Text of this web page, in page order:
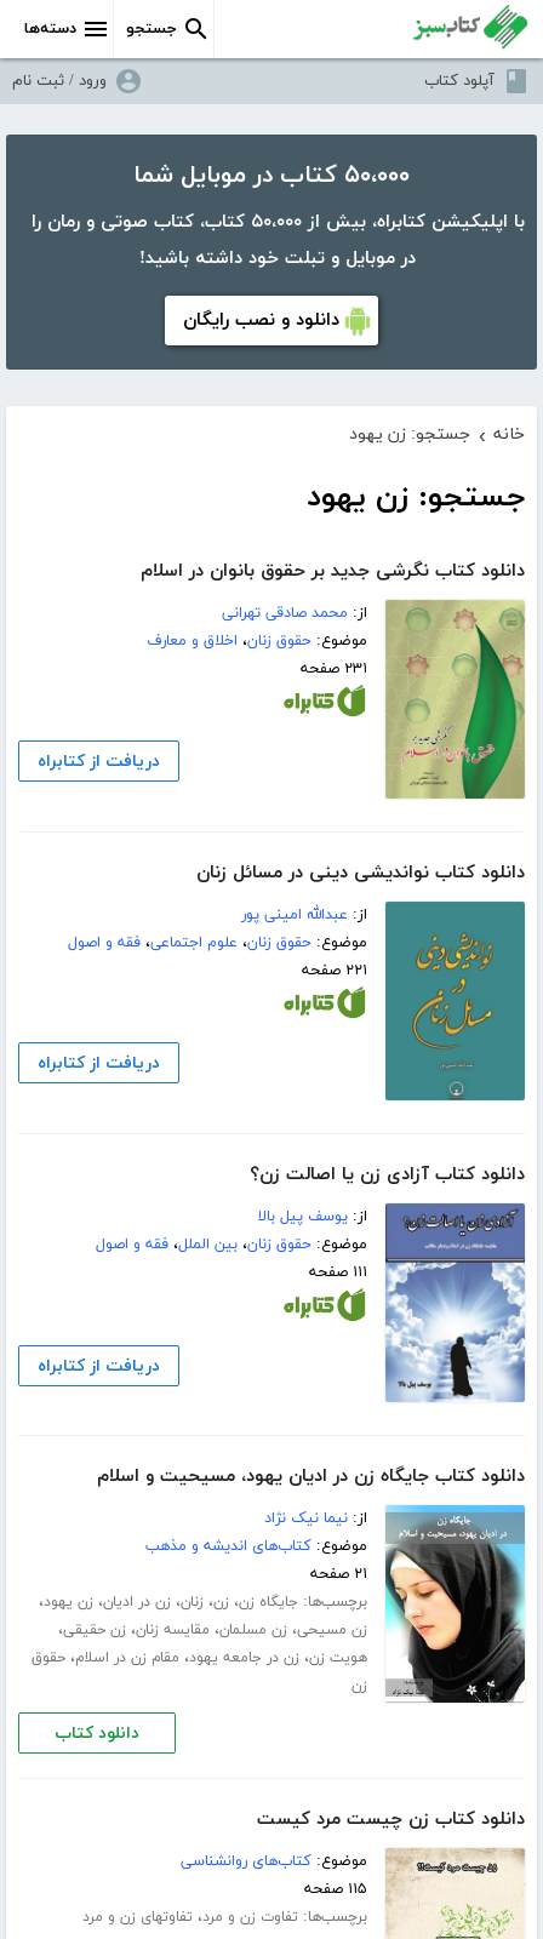
دسته‌ها جستجو
آپلود کتاب ورود / ثبت نام
۵۰،۰۰۰ کتاب در موبایل شما
با اپلیکیشن کتابراه، بیش از ۵۰،۰۰۰ کتاب، کتاب صوتی و رمان را
در موبایل و تبلت خود داشته باشید!
دانلود و نصب رایگان
خانه › جستجو: زن یهود
جستجو: زن یهود
دانلود کتاب نگرشی جدید بر حقوق بانوان در اسلام
از: محمد صادقی تهرانی
موضوع:حقوق زنان، اخلاق و معارف
۲۳۱ صفحه
دریافت از کتابراه
دانلود کتاب نواندیشی دینی در مسائل زنان
از: عبدالله امینی پور
موضوع:حقوق زنان، علوم اجتماعی،فقه و اصول
۲۲۱ صفحه
دریافت از کتابراه
دانلود کتاب آزادی زن یا اصالت زن؟
از:یوسف پیل بالا
موضوع:حقوق زنان،بین الملل،فقه و اصول
۱۱۱ صفحه
دریافت از کتابراه
دانلود کتاب جایگاه زن در ادیان یهود، مسیحیت و اسلام
از:نیما نیک نژاد
موضوع:کتاب‌های اندیشه و مذهب
۲۱ صفحه
برچسب‌ها: جایگاه زن، زن، زنان، زن در ادیان، زن یهود،
زن مسیحی، زن مسلمان، مقایسه زنان، زن حقیقی،
هویت زن، زن در جامعه یهود، مقام زن در اسلام،حقوق
زن
دانلود کتاب
دانلود کتاب زن چیست مرد کیست
موضوع:کتاب‌های روانشناسی
۱۱۵ صفحه
برچسب‌ها: تفاوت زن و مرد، تفاوتهای زن و مرد